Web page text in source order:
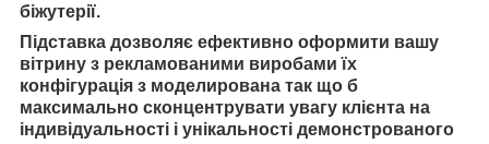
біжутерії.
Підставка дозволяє ефективно оформити вашу
вітрину з рекламованими виробами їх
конфігурація з моделирована так що б
максимально сконцентрувати увагу клієнта на
індивідуальності і унікальності демонстрованого